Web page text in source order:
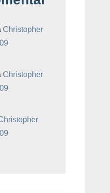
Christopher
Christopher